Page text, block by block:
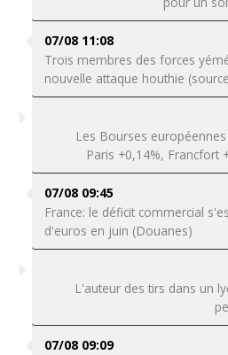
07/08 11:08
Trois membres des forces
nouvelle attaque houthie
Les Bourses
Paris +0,14%, Francfort
07/08 09:45
France: le déficit commercial
d'euros en juin (Douanes)
L'auteur des tirs dans un
07/08 09:09